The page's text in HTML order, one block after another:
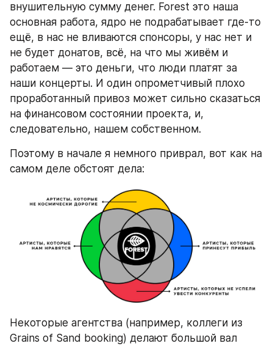
внушительную сумму денег. Forest это наша
основная работа, ядро не подрабатывает где-то
ещё, в нас не вливаются спонсоры, у нас нет и
не будет донатов, всё, на что мы живём и
работаем — это деньги, что люди платят за
наши концерты. И один опрометчивый плохо
проработанный привоз может сильно сказаться
на финансовом состоянии проекта, и,
следовательно, нашем собственном.
Поэтому в начале я немного приврал, вот как на
самом деле обстоят дела:
Некоторые агентства (например, коллеги из
Grains of Sand booking) делают большой вал